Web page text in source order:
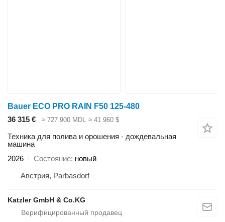
Bauer ECO PRO RAIN F50 125-480
36 315 €
≈ 727 900 MDL ≈ 41 960 $
Техника для полива и орошения - дождевальная
машина
2026
Состояние новый
Австрия, Parbasdorf
Katzler GmbH & Co.KG